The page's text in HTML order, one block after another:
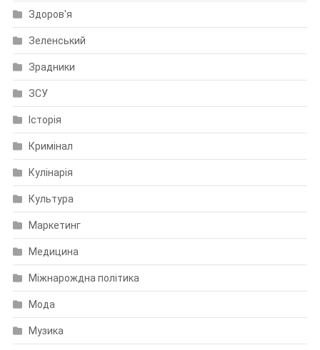
Здоров'я
Зеленський
Зрадники
ЗСУ
Історія
Кримінал
Кулінарія
Культура
Маркетинг
Медицина
Міжнарождна політика
Мода
Музика